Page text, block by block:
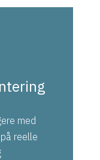
med
reelle